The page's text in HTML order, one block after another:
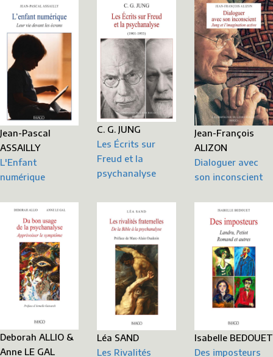
Jean-Pascal
ASSAILLY
L'Enfant
numérique
C. G. JUNG
Les Écrits sur
Freud et la
psychanalyse
Jean-François
ALIZON
Dialoguer avec
son inconscient
Deborah ALLIO &
Anne LE GAL
Léa SAND
Les Rivalités
Isabelle BEDOUET
Des imposteurs